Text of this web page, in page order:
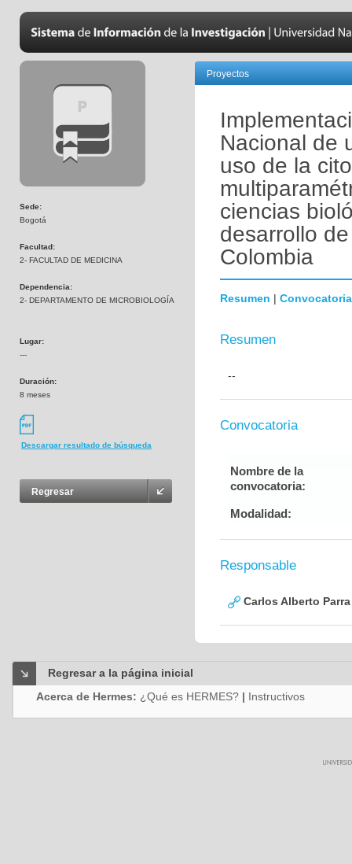
Sede:
Bogotá
Facultad:
2- FACULTAD DE MEDICINA
Dependencia:
2- DEPARTAMENTO DE MICROBIOLOGÍA
Lugar:
---
Duración:
8 meses
Descargar resultado de búsqueda
Regresar
Proyectos
Nacional de
uso de la
ciencias
desarrollo
Colombia
Resumen | Convocatoria
Resumen
--
Convocatoria
Nombre de la
convocatoria:
Modalidad:
Responsable
Carlos Alberto
Regresar a la página inicial
Acerca de Hermes: ¿Qué es HERMES? | Instructivos